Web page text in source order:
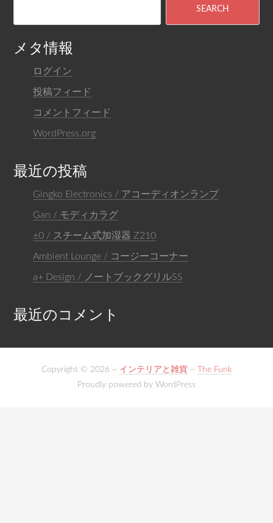
メタ情報
ログイン
投稿フィード
コメントフィード
WordPress.org
最近の投稿
Gingko Electronics / アコーディオンランプ
Gan / モディカラグ
±0 / スチーム式加湿器 Z210
Ambient Lounge / コージーコーナー
a+ Design / ノートブックグリルSS
最近のコメント
Copyright © 2026 ~ インテリアと雑貨~
The Funk
Proudly powered by WordPress